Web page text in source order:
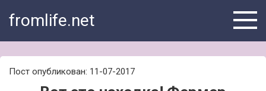
fromlife.net
Пост опубликован: 11-07-2017